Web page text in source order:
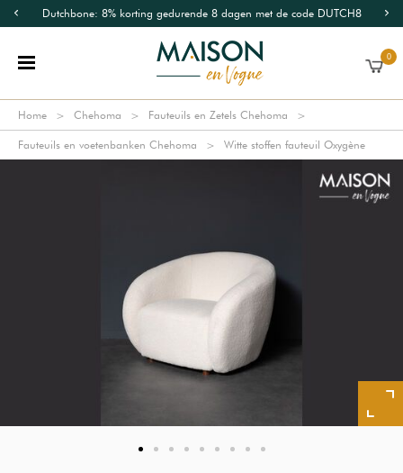
Dutchbone: 8% korting gedurende 8 dagen met de code DUTCH8
0
Home Chehoma Fauteuils en Zetels Chehoma
Fauteuils en voetenbanken Chehoma Witte stoffen fauteuil Oxygène